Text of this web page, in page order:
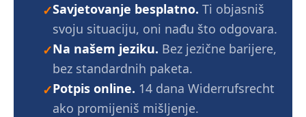
✓Savjetovanje besplatno. Ti objasniš
svoju situaciju, oni nađu što odgovara.
✓Na našem jeziku. Bez jezične barijere,
bez standardnih paketa.
✓Potpis online. 14 dana Widerrufsrecht
ako promijeniš mišljenje.